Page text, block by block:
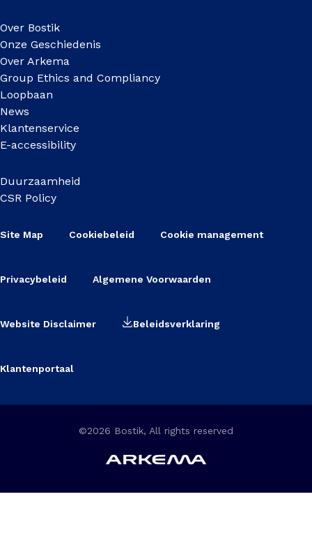
Over Bostik
Onze Geschiedenis
Over Arkema
Group Ethics and Compliancy
Loopbaan
News
Klantenservice
E-accessibility
Duurzaamheid
CSR Policy
Site Map Cookiebeleid Cookie management
Privacybeleid Algemene Voorwaarden
Website Disclaimer Beleidsverklaring
Klantenportaal
©2026 Bostik, All rights reserved